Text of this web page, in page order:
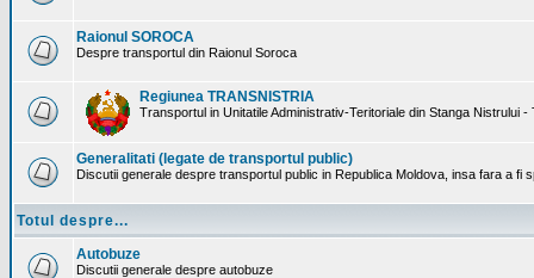
Raionul SOROCA
Despre transportul din Raionul Soroca
Regiunea TRANSNISTRIA
Transportul in Unitatile Administrativ-Teritoriale din Stanga Nistrului -
Generalitati (legate de transportul public)
Discutii generale despre transportul public in Republica Moldova, insa fara a fi
Totul despre...
Autobuze
Discutii generale despre autobuze